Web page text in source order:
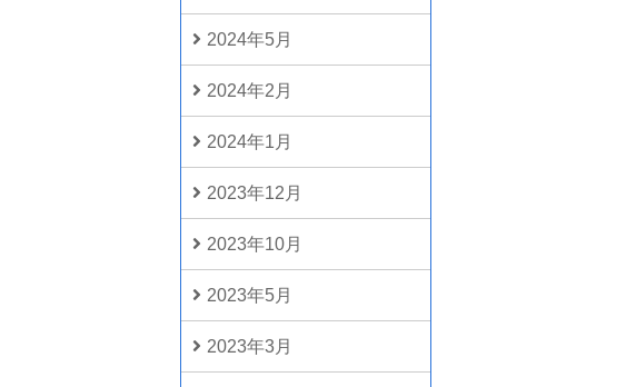
2024年5月
2024年2月
2024年1月
2023年12月
2023年10月
2023年5月
2023年3月